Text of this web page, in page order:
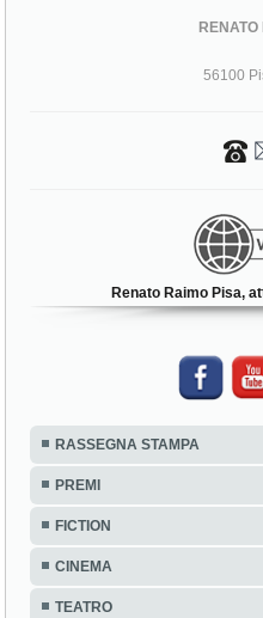
RENATO
56100
Renato Raimo Pisa,
RASSEGNA STAMPA
PREMI
FICTION
CINEMA
TEATRO